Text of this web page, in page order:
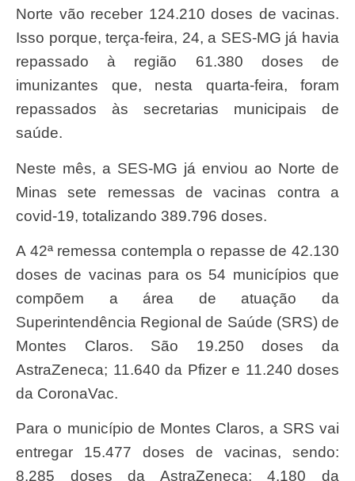
Norte vão receber 124.210 doses de vacinas.
Isso porque, terça-feira, 24, a SES-MG já havia
repassado à região 61.380 doses de
imunizantes que, nesta quarta-feira, foram
repassados às secretarias municipais de
saúde.
Neste mês, a SES-MG já enviou ao Norte de
Minas sete remessas de vacinas contra a
covid-19, totalizando 389.796 doses.
A 42ª remessa contempla o repasse de 42.130
doses de vacinas para os 54 municípios que
compõem a área de atuação da
Superintendência Regional de Saúde (SRS) de
Montes Claros. São 19.250 doses da
AstraZeneca; 11.640 da Pfizer e 11.240 doses
da CoronaVac.
Para o município de Montes Claros, a SRS vai
entregar 15.477 doses de vacinas, sendo:
8.285 doses da AstraZeneca; 4.180 da